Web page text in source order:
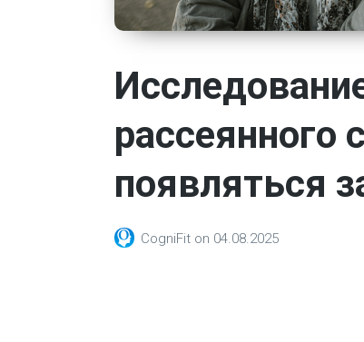
рассеянного
появляться
CogniFit on 04.08.2025